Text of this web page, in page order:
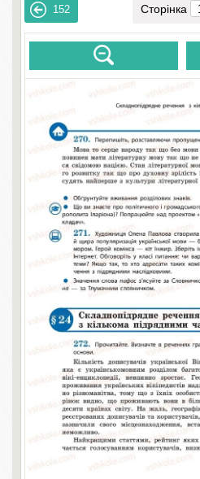
152 Сторінка